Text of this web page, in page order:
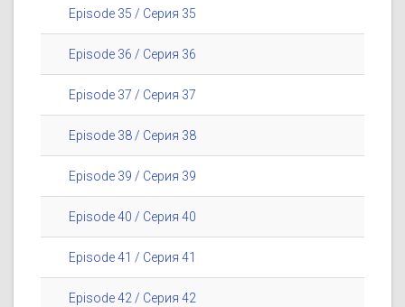
Episode 35 / Серия 35
Episode 36 / Серия 36
Episode 37 / Серия 37
Episode 38 / Серия 38
Episode 39 / Серия 39
Episode 40 / Серия 40
Episode 41 / Серия 41
Episode 42 / Серия 42